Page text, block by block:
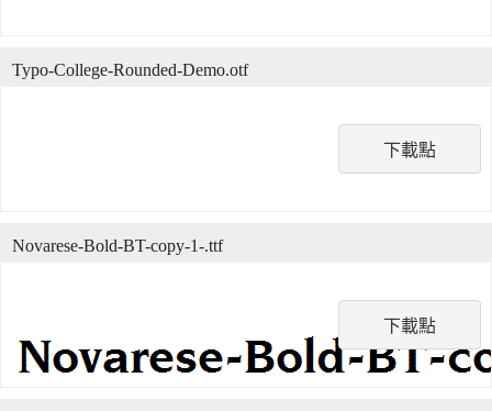
下載點
Typo-College-Rounded-Demo.otf
下載點
Novarese-Bold-BT-copy-1-.ttf